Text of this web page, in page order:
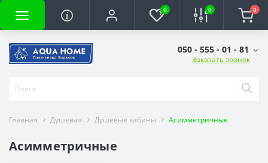
0 0 0
050 - 555 - 01 - 81
Заказать звонок
Главная Душевая Душевые кабины Асимметричные
Асимметричные